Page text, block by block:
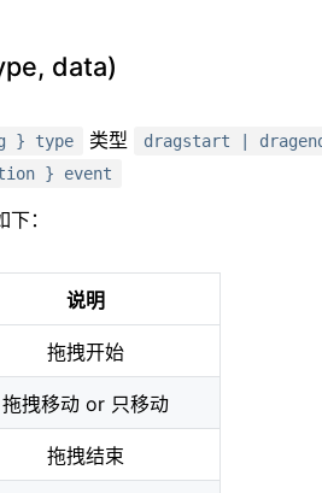
data)
} type 类型
dragstart |
} event
：
说明
拖拽开始
拖拽移动 or 只移动
拖拽结束